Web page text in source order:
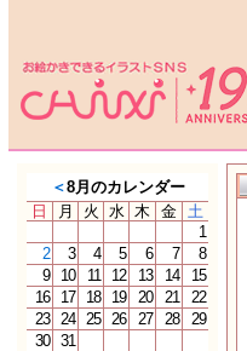
＜8月のカレンダー
日
月 火 水 木 金 土
1
2
3 4 5 6 7
8
9
10 11 12 13 14
15
16
17 18 19 20 21
22
23 24 25 26 27 28
29
30 31